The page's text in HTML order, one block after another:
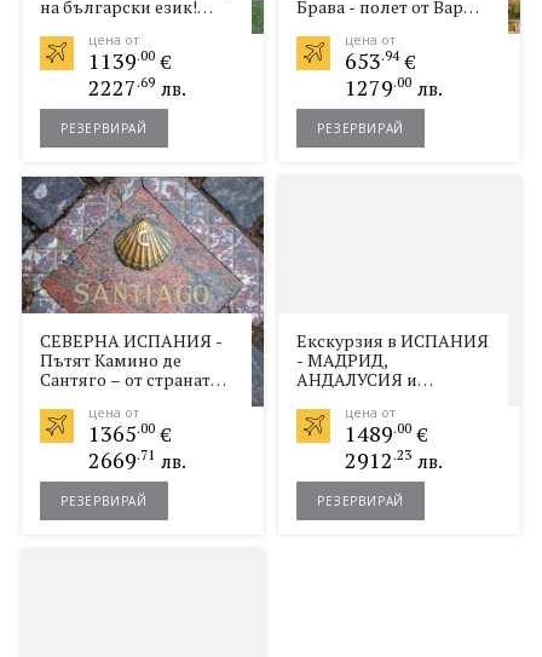
на български език!
записвания!
цена от
1139.00 €
2227 .69 лв.
РЕЗЕРВИРАЙ
Брава - полет от Варна
цена от
653.94 €
1279.00 лв.
РЕЗЕРВИРАЙ
СЕВЕРНА ИСПАНИЯ -
Пътят Камино де
Сантяго – oт страната
цена от
1365.00 €
2669.71 лв.
РЕЗЕРВИРАЙ
Екскурзия в ИСПАНИЯ
- МАДРИД,
АНДАЛУСИЯ и
и обслужване на
български език!
цена от
1489.00 €
2912 .23 лв.
РЕЗЕРВИРАЙ